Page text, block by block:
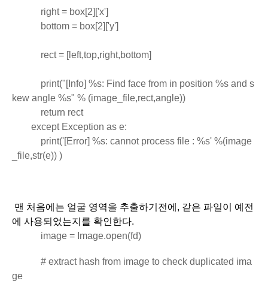
right = box[2]['x']
bottom = box[2]['y']
rect = [left,top,right,bottom]
kew angle %s" % (image_file,rect,angle))
return rect
except Exception as e:
_file,str(e)) )
에 사용되었는지를 확인한다.
image = Image.open(fd)
ge